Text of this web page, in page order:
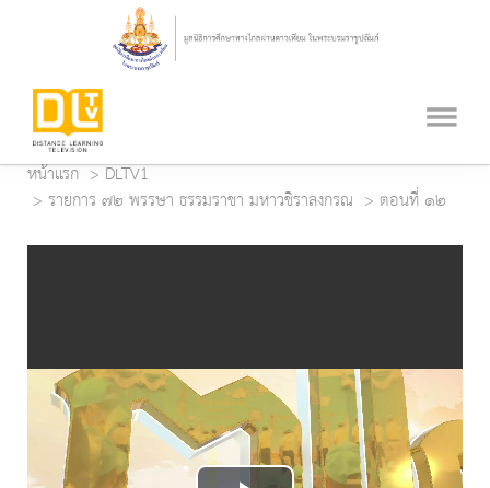
หน้าแรก
DLTV1
รายการ ๗๒ พรรษา ธรรมราชา มหาวชิราลงกรณ
ตอนที่ ๑๒